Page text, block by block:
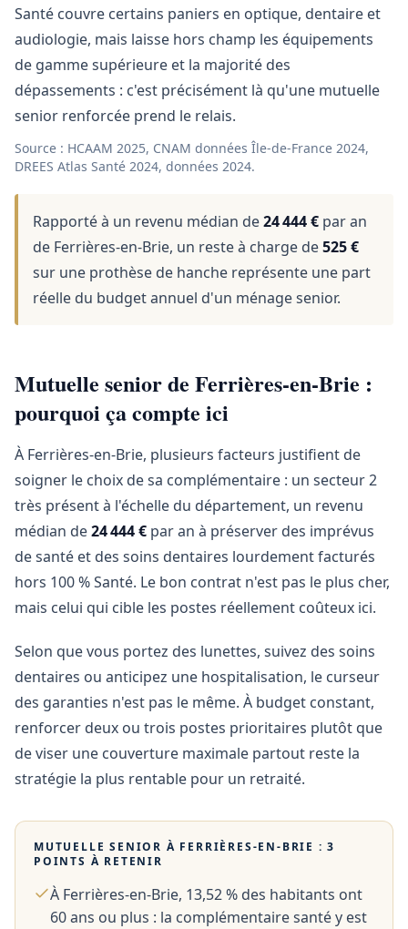
Santé couvre certains paniers en optique, dentaire et
audiologie, mais laisse hors champ les équipements
de gamme supérieure et la majorité des
dépassements : c'est précisément là qu'une mutuelle
senior renforcée prend le relais.
Source : HCAAM 2025, CNAM données Île-de-France 2024,
DREES Atlas Santé 2024, données 2024.
Rapporté à un revenu médian de24 444 € par an
de Ferrières-en-Brie, un reste à charge de525 €
sur une prothèse de hanche représente une part
réelle du budget annuel d'un ménage senior.
Mutuelle senior de Ferrières-en-Brie :
pourquoi ça compte ici
À Ferrières-en-Brie, plusieurs facteurs justifient de
soigner le choix de sa complémentaire : un secteur 2
très présent à l'échelle du département, un revenu
médian de24 444 € par an à préserver des imprévus
de santé et des soins dentaires lourdement facturés
hors 100 % Santé. Le bon contrat n'est pas le plus cher,
mais celui qui cible les postes réellement coûteux ici.
Selon que vous portez des lunettes, suivez des soins
dentaires ou anticipez une hospitalisation, le curseur
des garanties n'est pas le même. À budget constant,
renforcer deux ou trois postes prioritaires plutôt que
de viser une couverture maximale partout reste la
stratégie la plus rentable pour un retraité.
MUTUELLE SENIOR À FERRIÈRES-EN-BRIE : 3
POINTS À RETENIR
À Ferrières-en-Brie, 13,52 % des habitants ont
60 ans ou plus : la complémentaire santé y est